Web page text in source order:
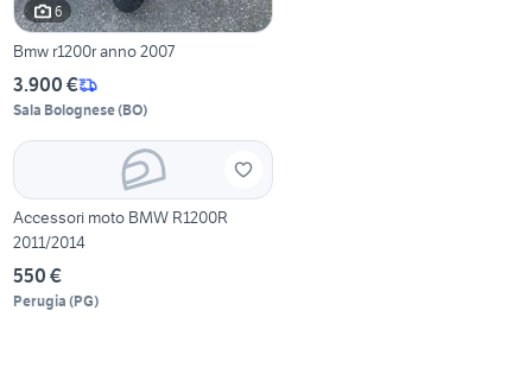
6
Bmw r1200r anno 2007
3.900 €
Sala Bolognese(BO)
Accessori moto BMW R1200R
2011/2014
550 €
Perugia (PG)